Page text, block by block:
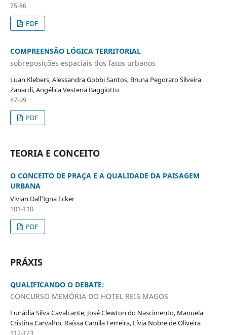
75-86
PDF
COMPREENSÃO LÓGICA TERRITORIAL
sobreposições espaciais dos fatos urbanos
Luan Klebers, Alessandra Gobbi Santos, Bruna Pegoraro Silveira
Zanardi, Angélica Vestena Baggiotto
87-99
PDF
TEORIA E CONCEITO
O CONCEITO DE PRAÇA E A QUALIDADE DA PAISAGEM
URBANA
Vivian Dall'Igna Ecker
101-110
PDF
PRÁXIS
QUALIFICANDO O DEBATE:
CONCURSO MEMÓRIA DO HOTEL REIS MAGOS
Eunádia Silva Cavalcante, José Clewton do Nascimento, Manuela
Cristina Carvalho, Raíssa Camila Ferreira, Lívia Nobre de Oliveira
112-123